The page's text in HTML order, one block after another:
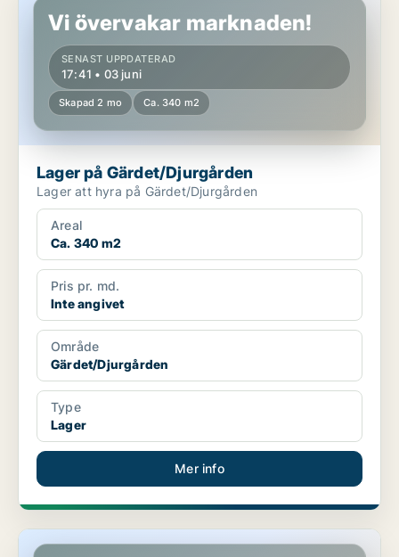
Vi övervakar marknaden!
SENAST UPPDATERAD
17:41 • 03 juni
Skapad 2 mo Ca. 340 m2
Lager på Gärdet/Djurgården
Lager att hyra på Gärdet/Djurgården
Areal
Ca. 340 m2
Pris pr. md.
Inte angivet
Område
Gärdet/Djurgården
Type
Lager
Mer info
Lager på Gärdet/Djurgården